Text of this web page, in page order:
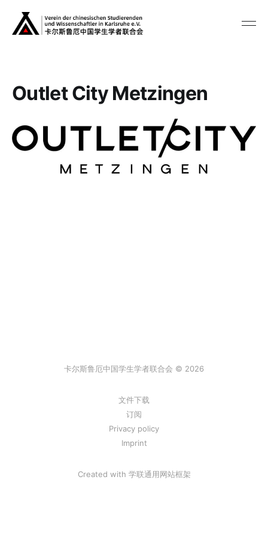
Outlet City Metzingen
卡尔斯鲁厄中国学生学者联合会 © 2026
文件下载
订阅
Privacy policy
Imprint
Created with 学联通用网站框架